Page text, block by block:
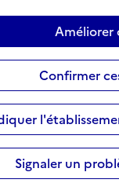
Améliorer
Confirmer
Signaler un